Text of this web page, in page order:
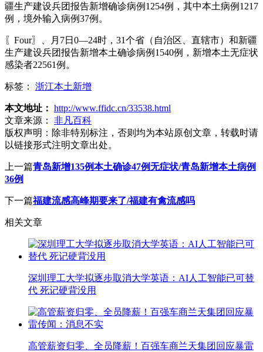
疆生产建设兵团报告新增确诊病例1254例，其中本土病例1217
例，境外输入病例37例。
〖Four〗、月7日0—24时，31个省（自治区、直辖市）和新疆
生产建设兵团报告新增本土确诊病例1540例，新增本土无症状
感染者22561例。
标签： 浙江本土新增
本文地址： http://www.ffidc.cn/33538.html
文章来源：
非凡百科
版权声明： 除非特别标注，否则均为本站原创文章，转载时请
以链接形式注明文章出处。
上一篇青岛新增135例本土确诊47例无症状/青岛新增本土病例
36例
下一篇福建流感高峰期要来了/福建有禽流感吗
相关文章
深圳理工大学拟逐步取消大学英语：AI人工智能已可替
代 死记硬背没用
高管薪资归零、全员降薪！百强车商兰天集团回应暴雷